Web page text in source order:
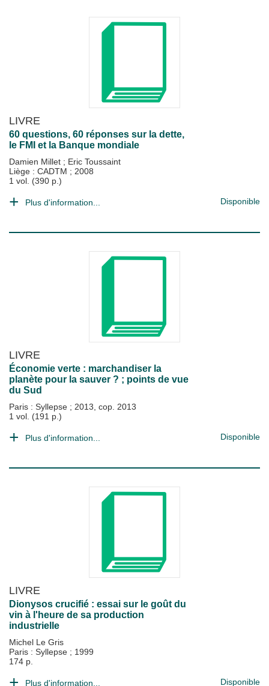
LIVRE
60 questions, 60 réponses sur la dette,
le FMI et la Banque mondiale
Damien Millet ; Eric Toussaint
Liège : CADTM ; 2008
1 vol. (390 p.)
Plus d'information... Disponible
LIVRE
Économie verte : marchandiser la
planète pour la sauver ? ; points de vue
du Sud
Paris : Syllepse ; 2013, cop. 2013
1 vol. (191 p.)
Plus d'information... Disponible
LIVRE
Dionysos crucifié : essai sur le goût du
vin à l'heure de sa production
industrielle
Michel Le Gris
Paris : Syllepse ; 1999
174 p.
Plus d'information... Disponible